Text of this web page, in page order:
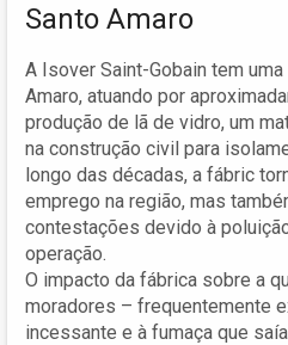
Santo Amaro
A Isover Saint-Gobain tem
Amaro, atuando por
produção de lã de vidro, um
na construção civil para
longo das décadas, a fábric
emprego na região, mas
contestações devido à
operação.
O impacto da fábrica sobre a
moradores – frequentemente
incessante e à fumaça que